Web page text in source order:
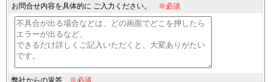
お問合せ内容を具体的に ご入力ください。 ※必須
弊社からの返答 ※必須